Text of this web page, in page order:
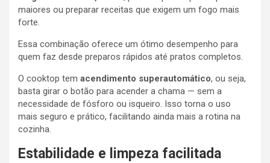
maiores ou preparar receitas que exigem um fogo mais
forte.
Essa combinação oferece um ótimo desempenho para
quem faz desde preparos rápidos até pratos completos.
O cooktop tem acendimento superautomático, ou seja,
basta girar o botão para acender a chama — sem a
necessidade de fósforo ou isqueiro. Isso torna o uso
mais seguro e prático, facilitando ainda mais a rotina na
cozinha.
Estabilidade e limpeza facilitada